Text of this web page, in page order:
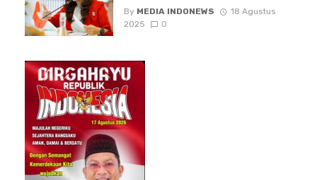
By MEDIA INDONEWS
18 Agustus
2025
0